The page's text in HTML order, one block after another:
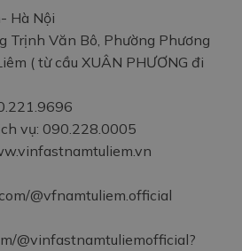
Hà Nội
Trịnh Văn Bô, Phường Phương
( từ cầu XUÂN PHƯƠNG đi
vụ: 090.228.0005
@vfnamtuliem.official
@vinfastnamtuliemofficial?